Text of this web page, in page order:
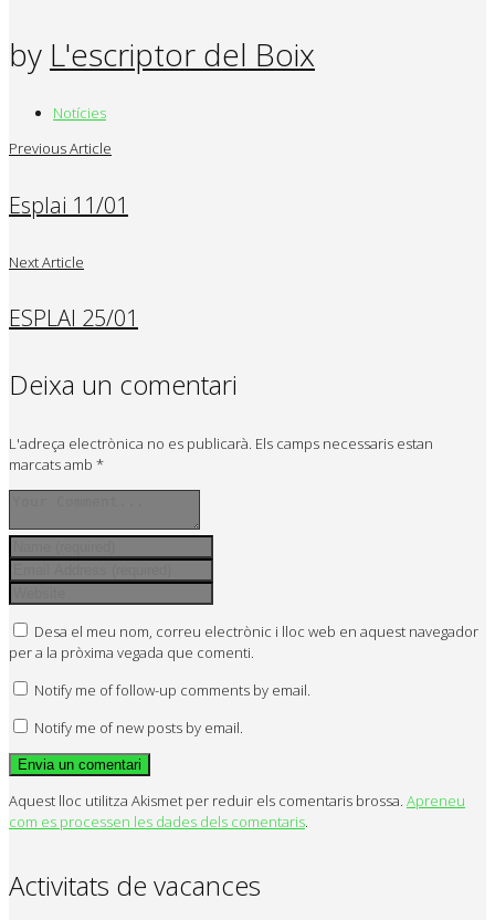
by L'escriptor del Boix
Notícies
Previous Article
Esplai 11/01
Next Article
ESPLAI 25/01
Deixa un comentari
L'adreça electrònica no es publicarà. Els camps necessaris estan
marcats amb *
Desa el meu nom, correu electrònic i lloc web en aquest navegador
per a la pròxima vegada que comenti.
Notify me of follow-up comments by email.
Notify me of new posts by email.
Aquest lloc utilitza Akismet per reduir els comentaris brossa. Apreneu
com es processen les dades dels comentaris.
Activitats de vacances